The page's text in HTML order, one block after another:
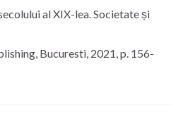
al XIX-lea. Societate și
Bucuresti, 2021, p. 156-